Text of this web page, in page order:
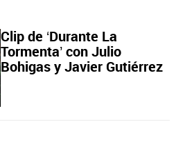
Clip de ‘Durante La
Tormenta’ con Julio
Bohigas y Javier Gutiérrez